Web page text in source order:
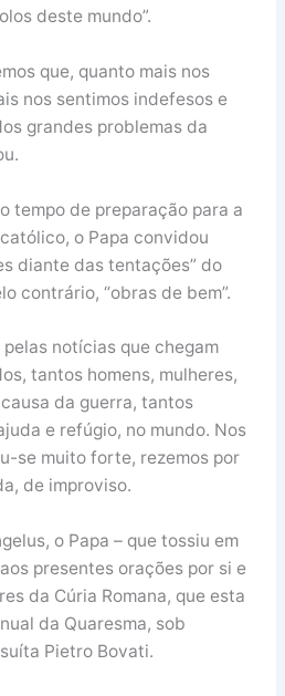
deste mundo”.
que, quanto mais nos
nos sentimos indefesos e
grandes problemas da
tempo de preparação para a
o Papa convidou
diante das tentações” do
contrário, “obras de bem”.
notícias que chegam
tantos homens, mulheres,
da guerra, tantos
e refúgio, no mundo. Nos
se muito forte, rezemos por
de improviso.
o Papa – que tossiu em
presentes orações por si e
da Cúria Romana, que esta
da Quaresma, sob
Pietro Bovati.